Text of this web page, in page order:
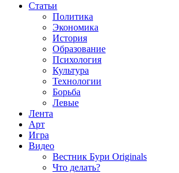
Статьи
Политика
Экономика
История
Образование
Психология
Культура
Технологии
Борьба
Левые
Лента
Арт
Игра
Видео
Вестник Бури Originals
Что делать?